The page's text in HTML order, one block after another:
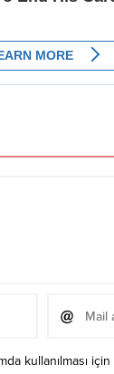
kullanılması